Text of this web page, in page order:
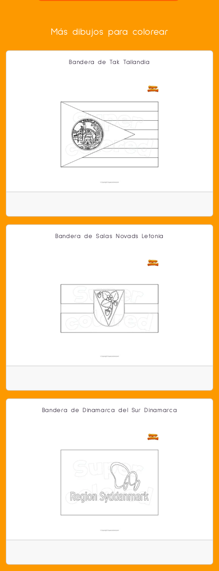
Más dibujos para colorear
Bandera de Tak Tailandia
Bandera de Salas Novads Letonia
Bandera de Dinamarca del Sur Dinamarca